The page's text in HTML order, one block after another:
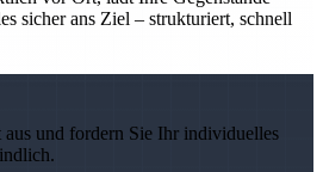
sicher ans Ziel – strukturiert, schnell
aus und fordern Sie Ihr individuelles